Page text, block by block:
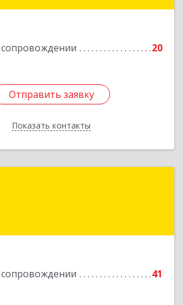
20
Отправить заявку
Показать контакты
Отправить заявку
Назад
41
Иркутская обл, Усть-Илимск г,